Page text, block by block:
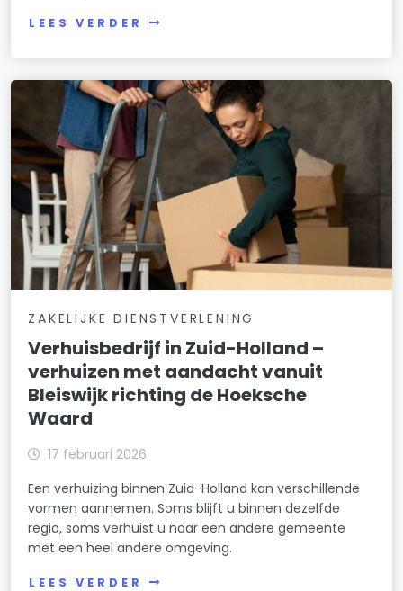
LEES VERDER
ZAKELIJKE DIENSTVERLENING
Verhuisbedrijf in Zuid-Holland –
verhuizen met aandacht vanuit
Bleiswijk richting de Hoeksche
Waard
17 februari 2026
Een verhuizing binnen Zuid-Holland kan verschillende
vormen aannemen. Soms blijft u binnen dezelfde
regio, soms verhuist u naar een andere gemeente
met een heel andere omgeving.
LEES VERDER